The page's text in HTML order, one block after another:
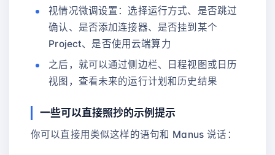
视情况微调设置：选择运行方式、是否跳过
确认、是否添加连接器、是否挂到某个
Project、是否使用云端算力
之后，就可以通过侧边栏、日程视图或日历
视图，查看未来的运行计划和历史结果
一些可以直接照抄的示例提示
你可以直接用类似这样的语句和 Manus 说话：